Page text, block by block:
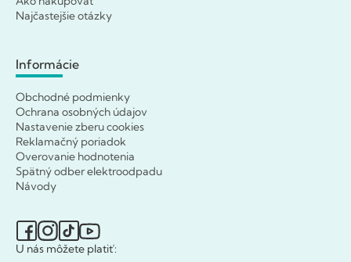
Najčastejšie otázky
Informácie
Obchodné podmienky
Ochrana osobných údajov
Nastavenie zberu cookies
Reklamačný poriadok
Overovanie hodnotenia
Spätný odber elektroodpadu
Návody
U nás môžete platiť: